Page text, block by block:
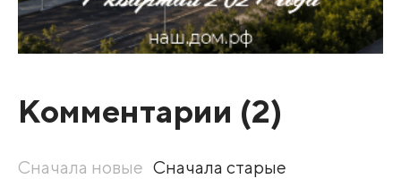
Комментарии (2)
Сначала новые Сначала старые